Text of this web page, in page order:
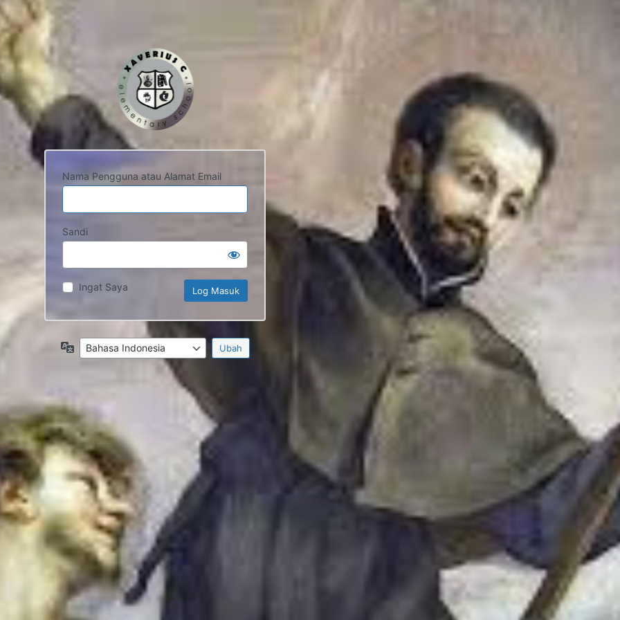
Nama Pengguna atau Alamat Email
Sandi
Ingat Saya
Bahasa